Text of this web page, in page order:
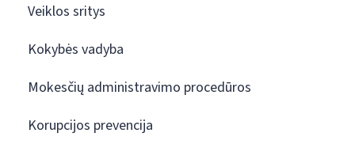
Veiklos sritys
Kokybės vadyba
Mokesčių administravimo procedūros
Korupcijos prevencija